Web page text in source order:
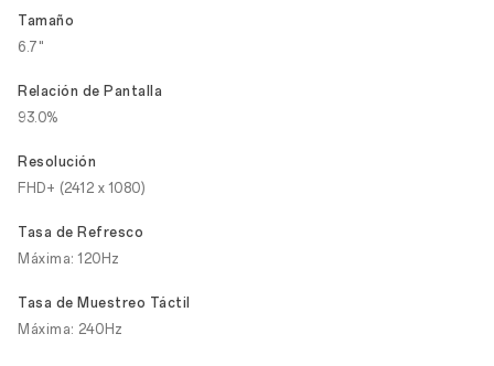
Tamaño
6.7"
Relación de Pantalla
93.0%
Resolución
FHD+ (2412 x 1080)
Tasa de Refresco
Máxima: 120Hz
Tasa de Muestreo Táctil
Máxima: 240Hz